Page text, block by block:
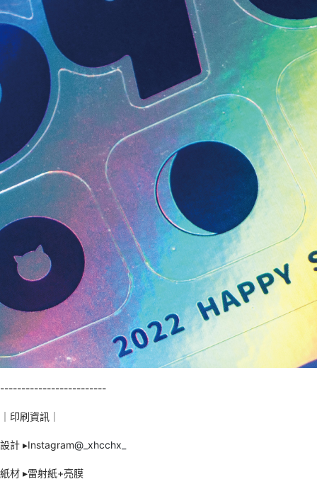
-------------------------
｜印刷資訊｜
設計 ▸Instagram@_xhcchx_
紙材 ▸雷射紙+亮膜